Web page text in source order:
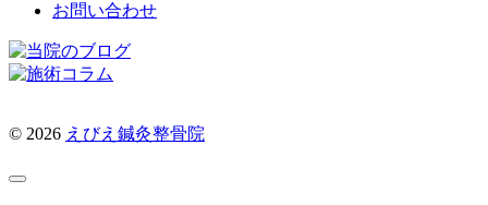
お問い合わせ
© 2026 えびえ鍼灸整骨院